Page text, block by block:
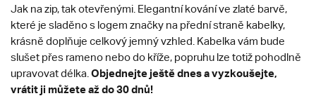
Jak na zip, tak otevřenými. Elegantní kování ve zlaté barvě,
které je sladěno s logem značky na přední straně kabelky,
krásně doplňuje celkový jemný vzhled. Kabelka vám bude
slušet přes rameno nebo do kříže, popruhu lze totiž pohodlně
upravovat délka. Objednejte ještě dnes a vyzkoušejte,
vrátit ji můžete až do 30 dnů!